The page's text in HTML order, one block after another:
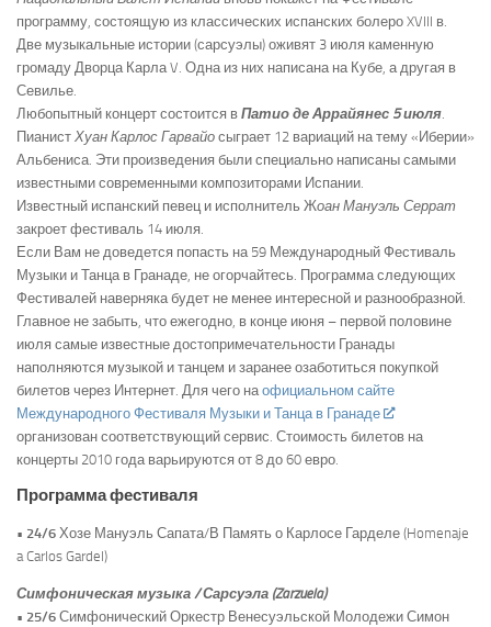
программу, состоящую из классических испанских болеро XVIII в.
Две музыкальные истории (сарсуэлы) оживят 3 июля каменную
громаду Дворца Карла V. Одна из них написана на Кубе, а другая в
Севилье.
Любопытный концерт состоится в Патио де Аррайянес 5 июля
Пианист Хуан Карлос Гарвайо сыграет 12 вариаций на тему «Иберии»
Альбениса. Эти произведения были специально написаны самыми
известными современными композиторами Испании.
Известный испанский певец и исполнитель Жоан Мануэль Серрат
закроет фестиваль 14 июля.
Если Вам не доведется попасть на 59 Международный Фестиваль
Музыки и Танца в Гранаде, не огорчайтесь. Программа следующих
Фестивалей наверняка будет не менее интересной и разнообразной.
Главное не забыть, что ежегодно, в конце июня – первой половине
июля самые известные достопримечательности Гранады
наполняются музыкой и танцем и заранее озаботиться покупкой
билетов через Интернет. Для чего на официальном сайте
Международного Фестиваля Музыки и Танца в Гранаде
организован соответствующий сервис. Стоимость билетов на
концерты 2010 года варьируются от 8 до 60 евро.
Программа фестиваля
• 24/6 Хозе Мануэль Сапата/В Память о Карлосе Гарделе (Homenaje
a Carlos Gardel)
Симфоническая музыка / Сарсуэла (Zarzuela)
• 25/6 Симфонический Оркестр Венесуэльской Молодежи Симон